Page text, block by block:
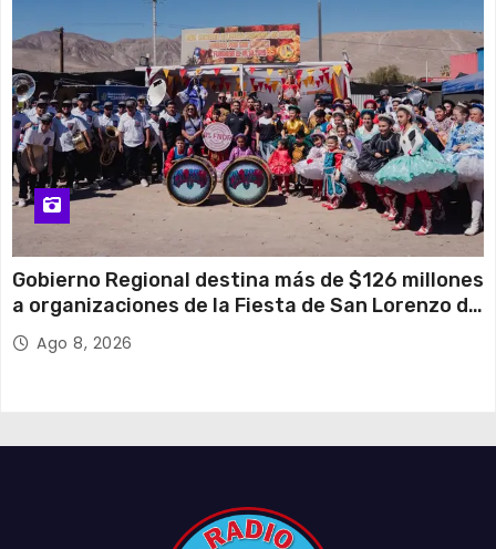
Gobierno Regional destina más de $126 millones
a organizaciones de la Fiesta de San Lorenzo de
Tarapacá
Ago 8, 2026